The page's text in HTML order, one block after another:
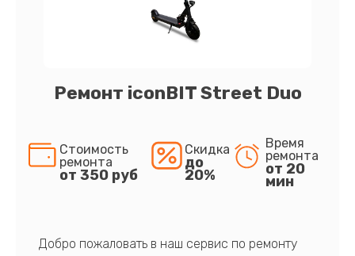
Ремонт iconBIT Street Duo
Стоимость
ремонта
от 350 руб
Скидка
до
20%
Время
ремонта
от 20
мин
Добро пожаловать в наш сервис по ремонту